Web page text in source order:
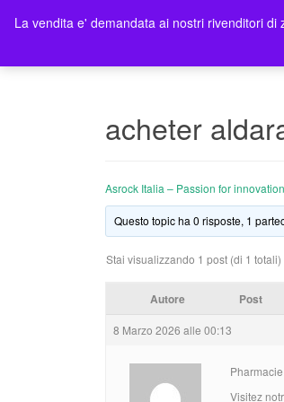
acheter
Asrock Italia – Passion for innovation
Questo topic ha 0 risposte, 1
Stai visualizzando 1 post (di 1 totali)
Autore Post
8 Marzo 2026 alle 00:13
Visitez
La vendita e' demandata ai nostri rivenditori